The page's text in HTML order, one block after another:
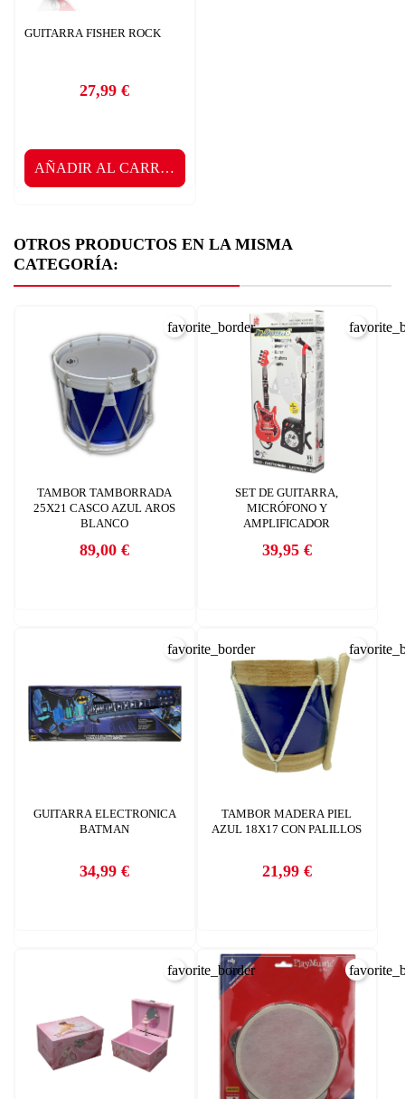
GUITARRA FISHER ROCK
Precio
27,99 €
AÑADIR AL CARRITO
OTROS PRODUCTOS EN LA MISMA
CATEGORÍA:
TAMBOR TAMBORRADA
25X21 CASCO AZUL AROS
BLANCO
Precio
89,00 €
favorite_border
SET DE GUITARRA,
MICRÓFONO Y
AMPLIFICADOR
Precio
39,95 €
GUITARRA ELECTRONICA
BATMAN
Precio
34,99 €
favorite_border
TAMBOR MADERA PIEL
AZUL 18X17 CON PALILLOS
Precio
21,99 €
favorite_border
CREAR LISTA DE DESEOS
INICIAR SESIÓN
Debe iniciar sesión para guardar productos en su lista de deseos.
INICIAR SESIÓN